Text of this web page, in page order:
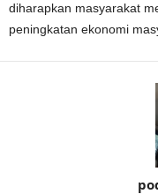
diharapkan masyarakat
peningkatan ekonomi